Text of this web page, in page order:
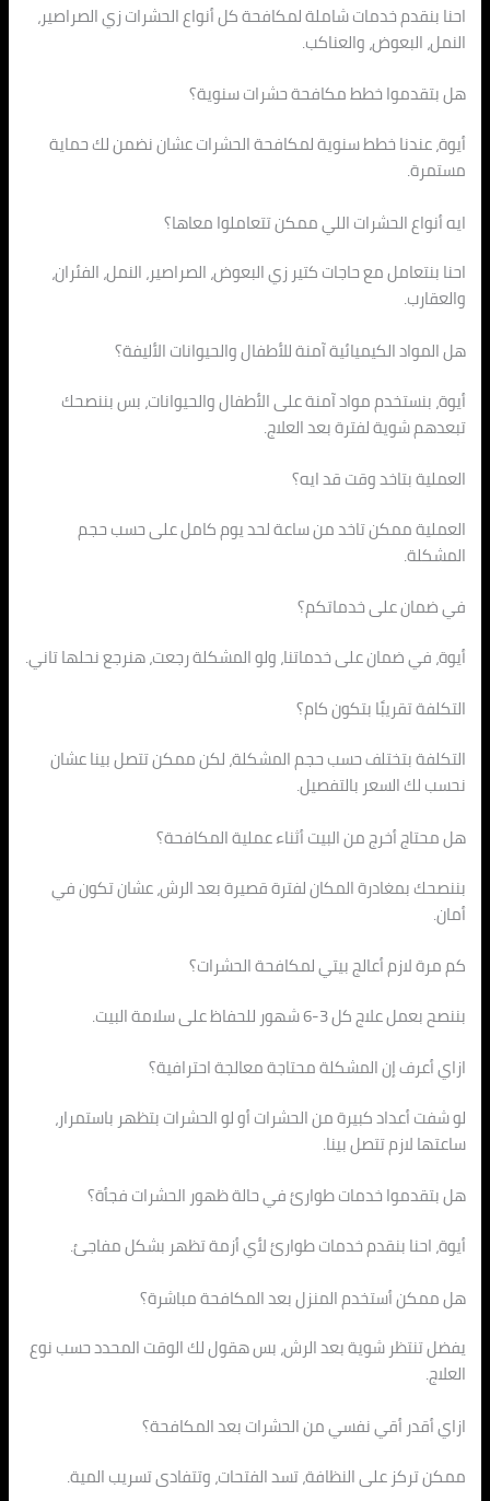
احنا بنقدم خدمات شاملة لمكافحة كل أنواع الحشرات زي الصراصير،
النمل، البعوض، والعناكب.
هل بتقدموا خطط مكافحة حشرات سنوية؟
أيوة، عندنا خطط سنوية لمكافحة الحشرات عشان نضمن لك حماية
مستمرة.
ايه أنواع الحشرات اللي ممكن تتعاملوا معاها؟
احنا بنتعامل مع حاجات كتير زي البعوض، الصراصير، النمل، الفئران،
والعقارب.
هل المواد الكيميائية آمنة للأطفال والحيوانات الأليفة؟
أيوة، بنستخدم مواد آمنة على الأطفال والحيوانات، بس بننصحك
تبعدهم شوية لفترة بعد العلاج.
العملية بتاخد وقت قد ايه؟
العملية ممكن تاخد من ساعة لحد يوم كامل على حسب حجم
المشكلة.
في ضمان على خدماتكم؟
أيوة، في ضمان على خدماتنا، ولو المشكلة رجعت، هنرجع نحلها تاني.
التكلفة تقريبًا بتكون كام؟
التكلفة بتختلف حسب حجم المشكلة، لكن ممكن تتصل بينا عشان
نحسب لك السعر بالتفصيل.
هل محتاج أخرج من البيت أثناء عملية المكافحة؟
بننصحك بمغادرة المكان لفترة قصيرة بعد الرش، عشان تكون في
أمان.
كم مرة لازم أعالج بيتي لمكافحة الحشرات؟
بننصح بعمل علاج كل 3-6 شهور للحفاظ على سلامة البيت.
ازاي أعرف إن المشكلة محتاجة معالجة احترافية؟
لو شفت أعداد كبيرة من الحشرات أو لو الحشرات بتظهر باستمرار،
ساعتها لازم تتصل بينا.
هل بتقدموا خدمات طوارئ في حالة ظهور الحشرات فجأة؟
أيوة، احنا بنقدم خدمات طوارئ لأي أزمة تظهر بشكل مفاجئ.
هل ممكن أستخدم المنزل بعد المكافحة مباشرة؟
يفضل تنتظر شوية بعد الرش، بس هقول لك الوقت المحدد حسب نوع
العلاج.
ازاي أقدر أقي نفسي من الحشرات بعد المكافحة؟
ممكن تركز على النظافة، تسد الفتحات، وتتفادى تسريب المية.